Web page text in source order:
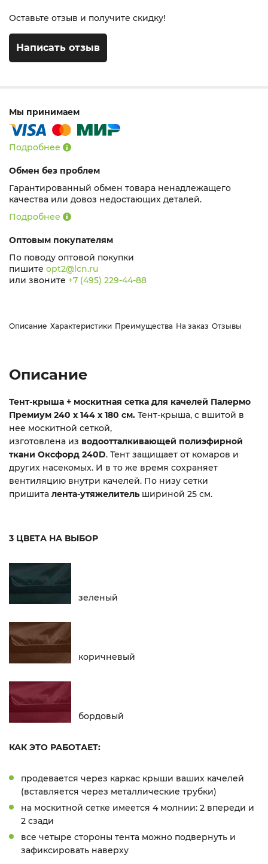
Оставьте отзыв и получите скидку!
Написать отзыв
Мы принимаем
Подробнее
Обмен без проблем
Гарантированный обмен товара ненадлежащего
качества или довоз недостающих деталей.
Подробнее
Оптовым покупателям
По поводу оптовой покупки
пишите opt2@lcn.ru
или звоните +7 (495) 229-44-88
Описание Характеристики Преимущества На заказ Отзывы
Описание
Тент-крыша + москитная сетка для качелей Палермо
Премиум 240 х 144 х 180 см. Тент-крыша, с вшитой в
нее москитной сеткой,
изготовлена из водоотталкивающей полиэфирной
ткани Оксфорд 240D. Тент защищает от комаров и
других насекомых. И в то же время сохраняет
вентиляцию внутри качелей. По низу сетки
пришита лента-утяжелитель шириной 25 см.
3 ЦВЕТА НА ВЫБОР
зеленый
коричневый
бордовый
КАК ЭТО РАБОТАЕТ:
продевается через каркас крыши ваших качелей
(вставляется через металлические трубки)
на москитной сетке имеется 4 молнии: 2 впереди и
2 сзади
все четыре стороны тента можно подвернуть и
зафиксировать наверху